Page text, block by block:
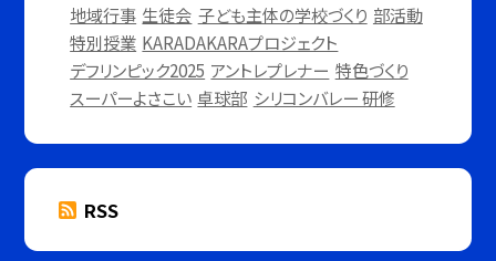
地域行事 生徒会 子ども主体の学校づくり 部活動
特別授業 KARADAKARAプロジェクト
デフリンピック2025 アントレプレナー 特色づくり
スーパーよさこい 卓球部 シリコンバレー 研修
RSS